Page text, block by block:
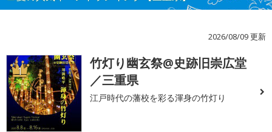
2026/08/09 更新
1
竹灯り幽玄祭@史跡旧崇広堂
／三重県
江戸時代の藩校を彩る渾身の竹灯り